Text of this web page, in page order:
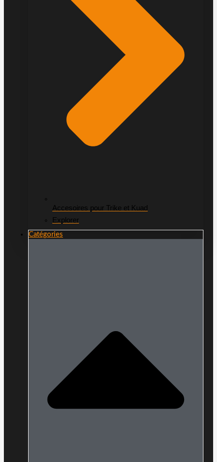
Accesoires pour Trike et Kuad
Explorer
Catégories